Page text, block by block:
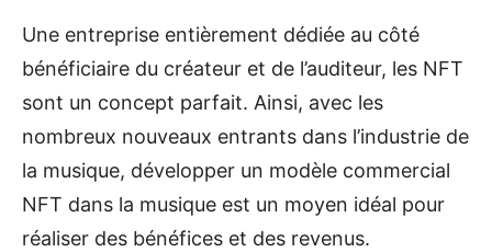
Une entreprise entièrement dédiée au côté
bénéficiaire du créateur et de l’auditeur, les NFT
sont un concept parfait. Ainsi, avec les
nombreux nouveaux entrants dans l’industrie de
la musique, développer un modèle commercial
NFT dans la musique est un moyen idéal pour
réaliser des bénéfices et des revenus.